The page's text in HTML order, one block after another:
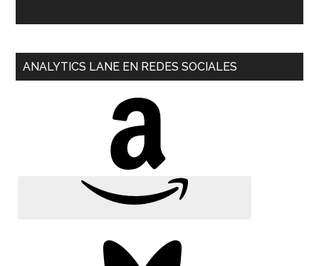
ANALYTICS LANE EN REDES SOCIALES